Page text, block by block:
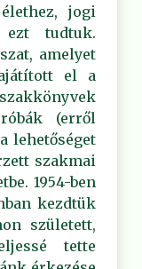
jogi
ezt tudtuk.
amelyet
el a
(erről
lehetőséget
szakmai
1954-ben
kezdtük
született,
tette